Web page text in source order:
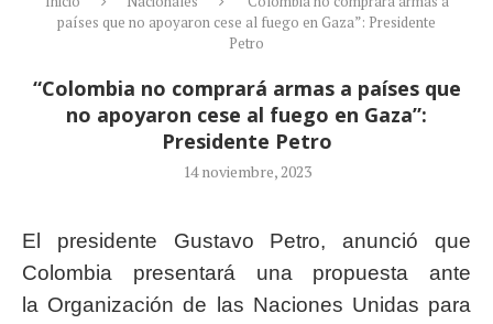
países que no apoyaron cese al fuego en Gaza”: Presidente
Petro
“Colombia no comprará armas a países que
no apoyaron cese al fuego en Gaza”:
Presidente Petro
14 noviembre, 2023
El presidente Gustavo Petro, anunció que
Colombia presentará una propuesta ante
la Organización de las Naciones Unidas para